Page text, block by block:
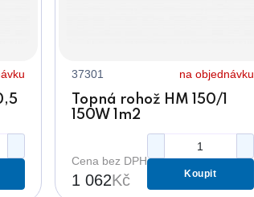
37301 na objednávku
Topná rohož HM 150/1
150W 1m2
Cena bez DPH
1 062Kč Koupit